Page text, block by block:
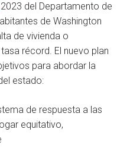
2023 del Departamento de
de Washington
de vivienda o
récord. El nuevo plan
para abordar la
estado:
de respuesta a las
equitativo,